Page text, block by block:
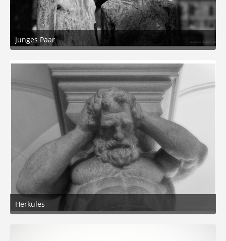
Junges Paar
14. September 2025 um 16:16
Herkules
2. August 2025 um 15:31